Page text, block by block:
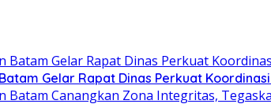
Gelar Rapat Dinas Perkuat